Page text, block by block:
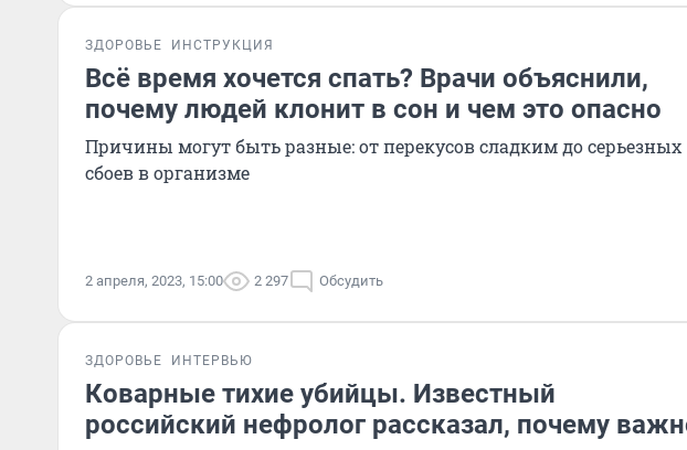
ЗДОРОВЬЕ ИНСТРУКЦИЯ
Всё время хочется спать? Врачи объяснили,
почему людей клонит в сон и чем это опасно
Причины могут быть разные: от перекусов сладким до серьезных
сбоев в организме
2 апреля, 2023, 15:00 2 297 Обсудить
ЗДОРОВЬЕ ИНТЕРВЬЮ
Коварные тихие убийцы. Известный
российский нефролог рассказал, почему